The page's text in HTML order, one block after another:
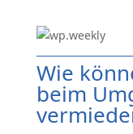
Wie
beim